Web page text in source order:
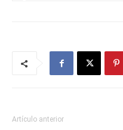
Artículo anterior